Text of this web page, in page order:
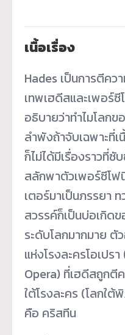
เนื้อเรื่อง
Hades เป็นการตีค
เทพเฮดีสและเพอร์
อธิบายว่าทำไมโลก
ลำพังถ้าจับเฉพาะที่
ก็ไม่ได้มีเรื่องราวที่ซั
สลักพาตัวเพอร์ซีโ
เตอร์มาเป็นภรรยา
สวรรค์ก็เป็นบ่อเกิด
ระดับโลกมากมาย
แห่งโรงละครโอเป
Opera) ที่เฮดีสถูกตี
ใต้โรงละคร (โลกใ
คือ คริสทีน